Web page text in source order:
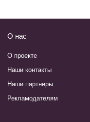
О нас
О проекте
Наши контакты
Наши партнеры
Рекламодателям